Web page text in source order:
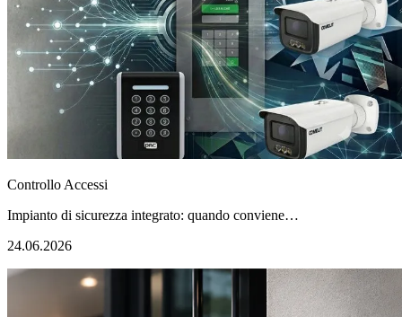
Controllo Accessi
Impianto di sicurezza integrato: quando conviene…
24.06.2026